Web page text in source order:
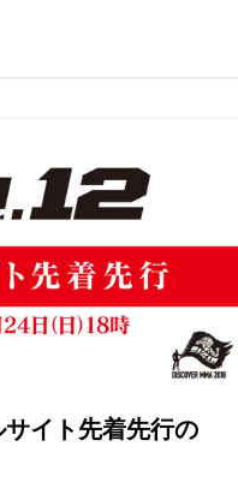
サイト先着先行の